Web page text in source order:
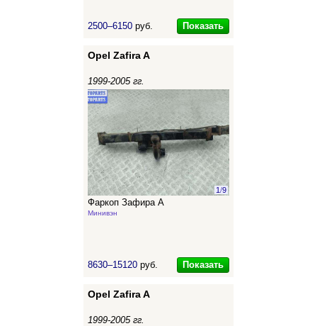
2500–6150 руб. Показать
Opel Zafira A
1999-2005 гг.
1/9
Фаркоп Зафира А
Минивэн
8630–15120 руб. Показать
Opel Zafira A
1999-2005 гг.